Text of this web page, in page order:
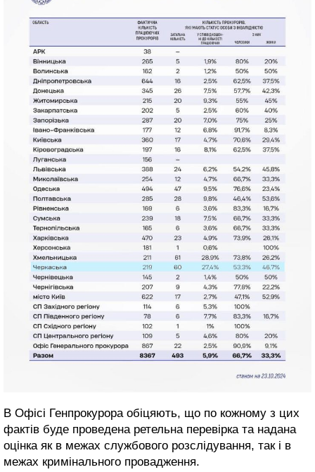
В Офісі Генпрокурора обіцяють, що по кожному з цих
фактів буде проведена ретельна перевірка та надана
оцінка як в межах службового розслідування, так і в
межах кримінального провадження.